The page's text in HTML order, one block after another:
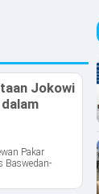
Jokowi
Pakar
Baswedan-